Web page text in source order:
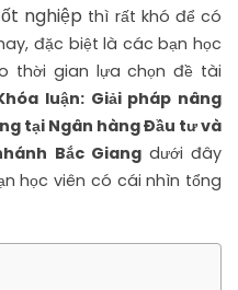
nghiệp thì rất khó để có
đặc biệt là các bạn học
thời gian lựa chọn đề tài
luận: Giải pháp nâng
tại Ngân hàng Đầu tư và
Bắc Giang dưới đây
học viên có cái nhìn tổng